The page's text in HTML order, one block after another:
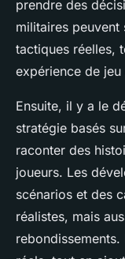
prendre des
militaires
tactiques réelles,
expérience de
Ensuite, il y a le
stratégie basés
raconter des
joueurs. Les
scénarios et des
réalistes, mais